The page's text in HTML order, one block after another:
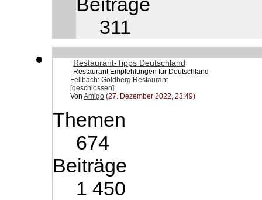
311
Restaurant-Tipps Deutschland
Restaurant Empfehlungen für Deutschland
Fellbach: Goldberg Restaurant
[geschlossen]
Von Amigo (27. Dezember 2022, 23:49)
Themen
674
Beiträge
1 450